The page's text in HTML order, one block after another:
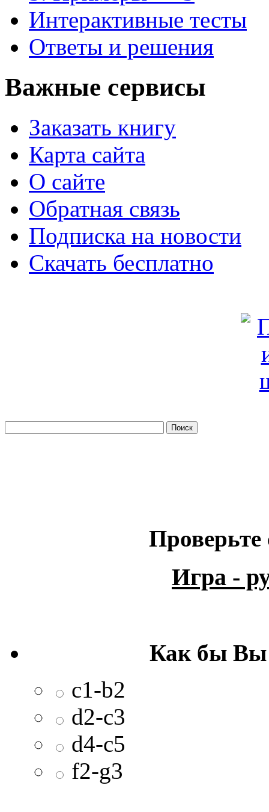
Интерактивные тесты
Ответы и решения
Важные сервисы
Заказать книгу
Карта сайта
О сайте
Обратная связь
Подписка на новости
Скачать бесплатно
Проверьте
Игра -
Как бы Вы
c1-b2
d2-c3
d4-c5
f2-g3